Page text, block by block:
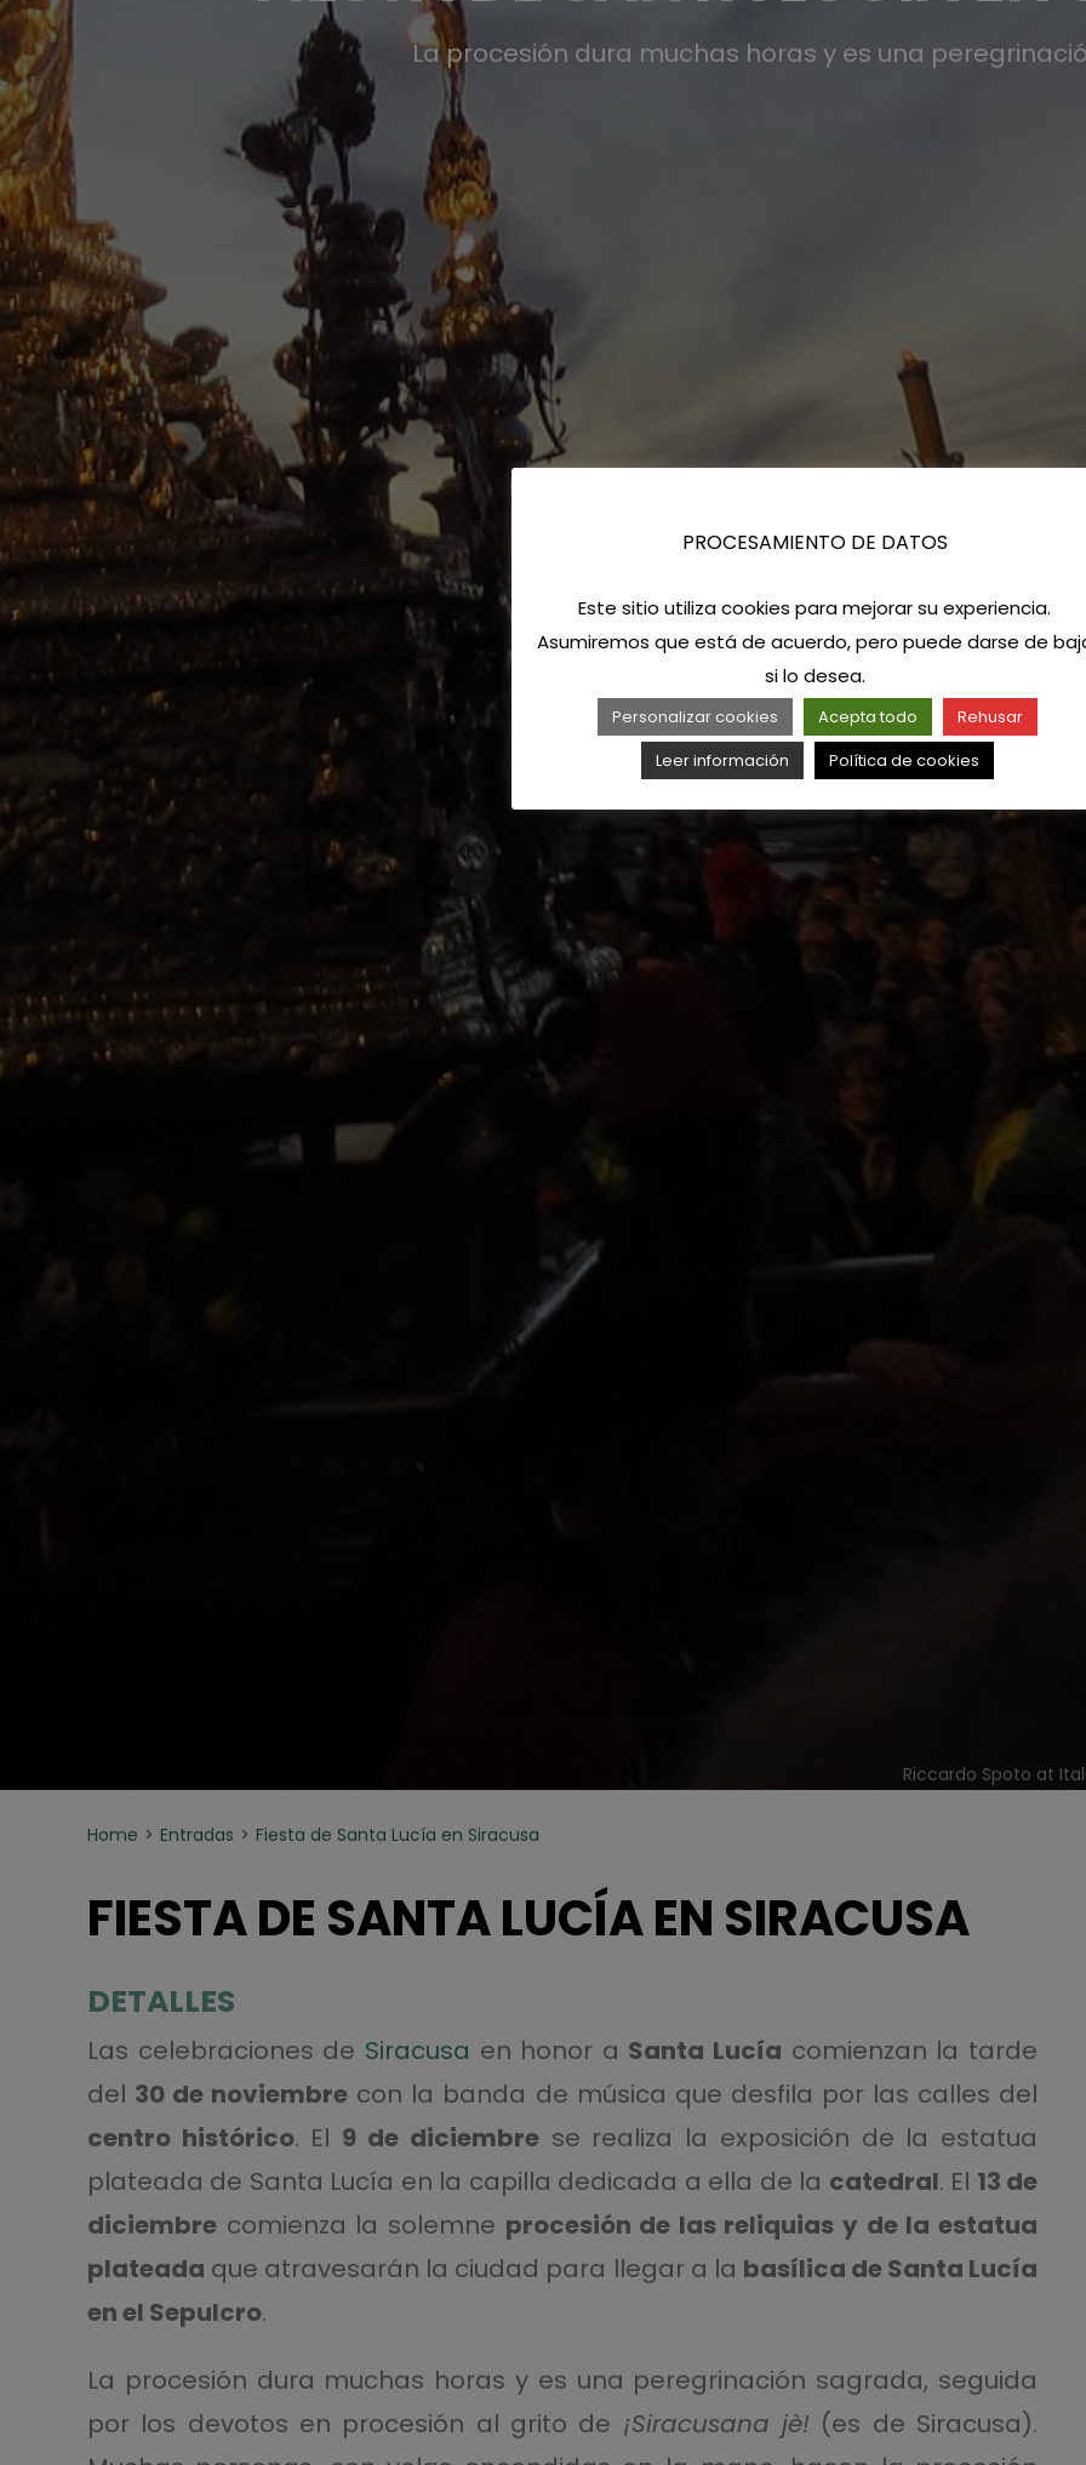
La procesión dura muchas horas y es una
Riccardo Spoto at
Home Entradas Fiesta de Santa Lucía en Siracusa
FIESTA DE SANTA LUCÍA EN SIRACUSA
DETALLES
Las celebraciones de Siracusa en honor a Santa Lucía comienzan la tarde
del 30 de noviembre con la banda de música que desfila por las calles del
centro histórico. El 9 de diciembrese realiza la exposición de la estatua
plateada de Santa Lucía en la capilla dedicada a ella de la catedral. El 13 de
diciembrecomienza la solemne procesión de las reliquias y de la estatua
plateada que atravesarán la ciudad para llegar a la basílica de Santa Lucía
en el Sepulcro.
La procesión dura muchas horas y es una peregrinación sagrada, seguida
por los devotos en procesión al grito de ¡Siracusana jè! (es de Siracusa).
PROCESAMIENTO DE DATOS
Este sitio utiliza cookies para mejorar su experiencia.
Asumiremos que está de acuerdo, pero puede darse de
si lo desea.
Personalizar cookies Acepta todo
Rehusar
Leer información
Política de cookies